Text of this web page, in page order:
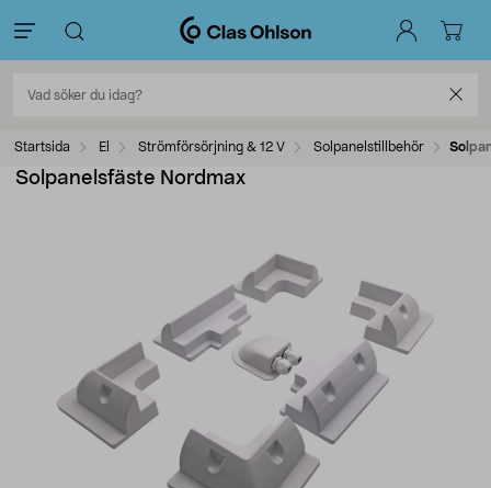
Startsida El Strömförsörjning & 12 V Solpanelstillbehör
Solpanelsfäste Nordmax